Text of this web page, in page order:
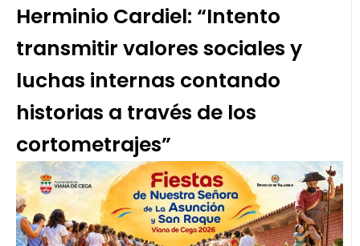
Herminio Cardiel: “Intento
transmitir valores sociales y
luchas internas contando
historias a través de los
cortometrajes”